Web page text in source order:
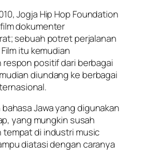
Jogja Hip Hop Foundation
dokumenter
sebuah potret perjalanan
itu kemudian
respon positif dari berbagai
diundang ke berbagai
Jawa yang digunakan
yang mungkin susah
tempat di industri music
diatasi dengan caranya